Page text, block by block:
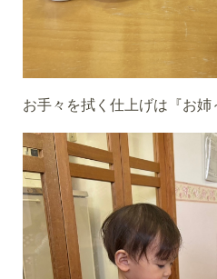
お手々を拭く仕上げは『お姉